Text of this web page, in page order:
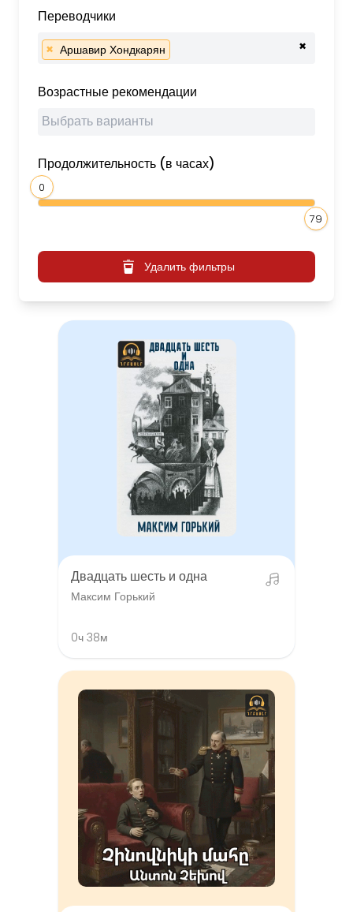
Переводчики
×
× Аршавир Хондкарян
Возрастные рекомендации
Продолжительность (в часах)
0
79
Удалить фильтры
Двадцать шесть и одна
Максим Горький
0ч 38м